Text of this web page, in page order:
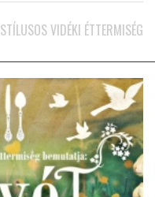
STÍLUSOS VIDÉKI ÉTTERMISÉG